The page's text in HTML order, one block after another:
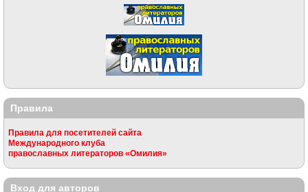
Правила
Правила для посетителей сайта
Международного клуба
православных литераторов «Омилия»
Вход для авторов